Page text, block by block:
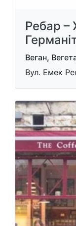
Ребар
Веган,
Вул. Емек